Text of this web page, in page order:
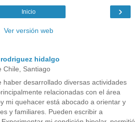
›
Inicio
Ver versión web
hidalgo
Chile, Santiago
haber desarrollado diversas actividades
relacionadas con el área
mi quehacer está abocado a orientar y
y familiares. Pueden escribir a